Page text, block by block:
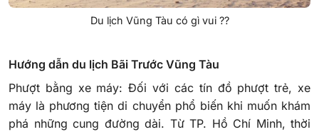
Du lịch Vũng Tàu có gì vui ??
Hướng dẫn du lịch Bãi Trước Vũng Tàu
Phượt bằng xe máy: Đối với các tín đồ phượt trẻ, xe
máy là phương tiện di chuyển phổ biến khi muốn khám
phá những cung đường dài. Từ TP. Hồ Chí Minh, thời